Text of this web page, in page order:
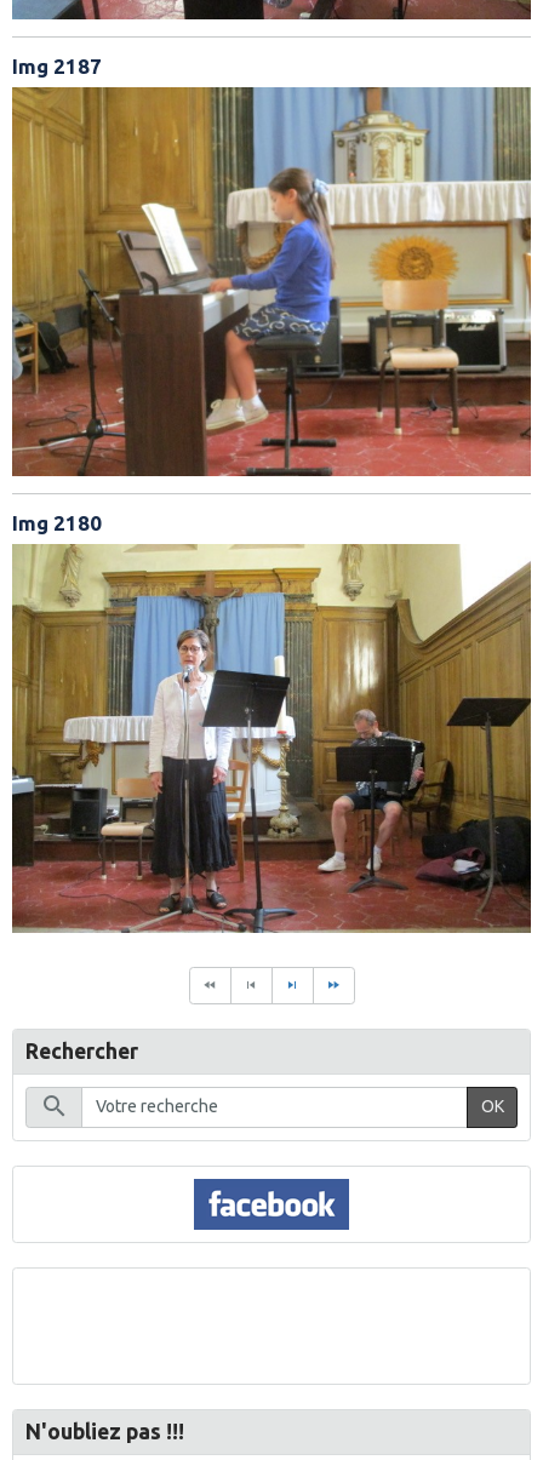
Img 2187
Img 2180
Rechercher
OK
N'oubliez pas !!!